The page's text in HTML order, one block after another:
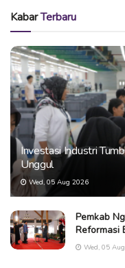
KabarTerbaru
Investasi Industri
Unggul
Wed, 05 Aug 2026
Pemkab
Reformasi
Wed, 05